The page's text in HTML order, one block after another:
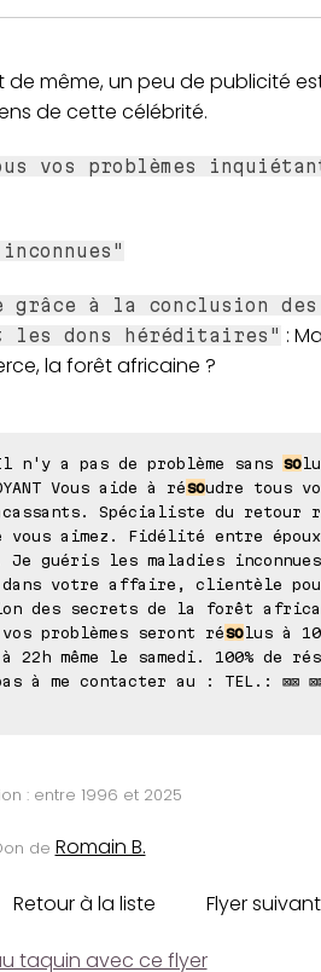
de même, un peu de publicité
de cette célébrité.
vos problèmes
grâce à la conclusion
dons héréditaires" :
la forêt africaine ?
a pas de problème sans so
Vous aide à résoudre tous
Spécialiste du retour
vous aimez. Fidélité entre
guéris les maladies
dans votre affaire, clientèle
des secrets de la forêt
problèmes seront résolus à
même le samedi. 100% de
à me contacter au : TEL.: ⊠⊠ ⊠⊠
: entre 1996 et 2025
de Romain B.
Retour à la liste Flyer
taquin avec ce flyer